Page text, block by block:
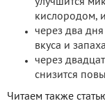
кислородом,
через два
вкуса и
через
снизится
Читаем также